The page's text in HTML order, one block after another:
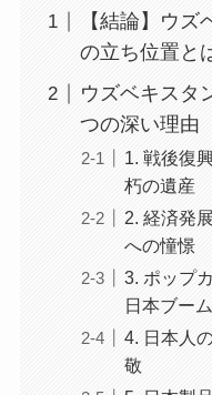
【結論】ウ
の立ち位置と
ウズベキスタ
つの深い理由
1. 戦後復
朽の遺産
2. 経済発
への憧憬
3. ポップ
日本ブーム
4. 日本人
敬